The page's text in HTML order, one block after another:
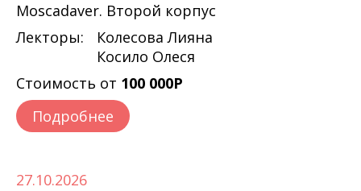
Moscadaver. Второй корпус
Лекторы:
Колесова Лияна
Косило Олеся
Стоимость от 100 000Р
Подробнее
27.10.2026